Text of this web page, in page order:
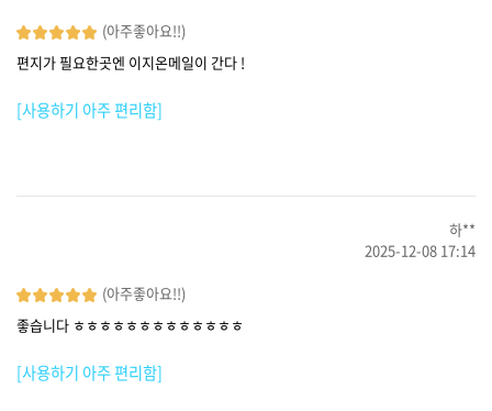
(아주좋아요!!)
편지가 필요한곳엔 이지온메일이 간다 !
[사용하기 아주 편리함]
하**
2025-12-08 17:14
(아주좋아요!!)
좋습니다 ㅎㅎㅎㅎㅎㅎㅎㅎㅎㅎㅎㅎㅎ
[사용하기 아주 편리함]